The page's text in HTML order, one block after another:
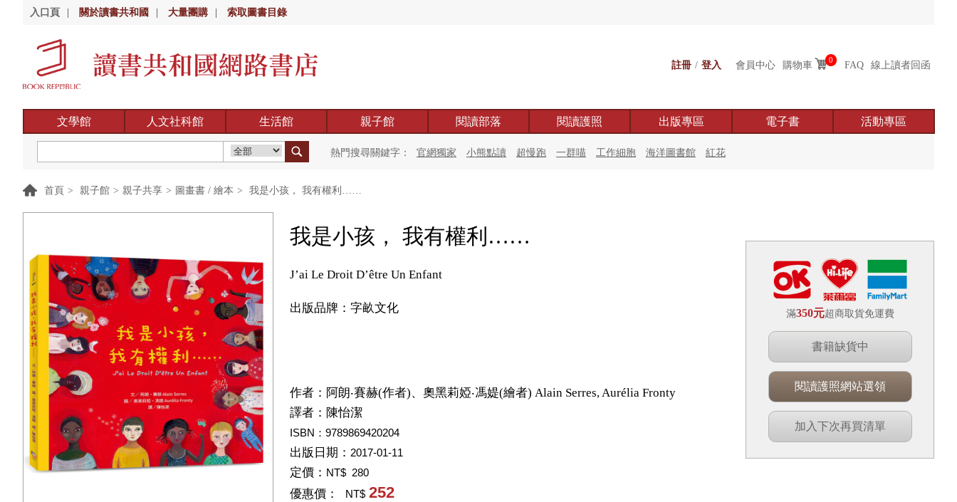
入口頁 關於讀書共和國 大量團購 索取圖書目錄
註冊 / 登入 會員中心 購物車 0 FAQ 線上讀者回函
文學館 人文社科館 生活館 親子館 閱讀部落 閱讀護照 出版專區 電子書 活動專區
熱門搜尋關鍵字： 官網獨家 小熊點讀 超慢跑 一群喵 工作細胞 海洋圖書館 紅花
首頁 > 親子館 > 親子共享 > 圖畫書 / 繪本 > 我是小孩， 我有權利……
我是小孩， 我有權利……
J’ai Le Droit D’être Un Enfant
出版品牌：字畝文化
作者： 阿朗‧賽赫(作者)、奧黑莉婭‧馮媞(繪者) Alain Serres, Aurélia Fronty
譯者： 陳怡潔
ISBN：9789869420204
出版日期： 2017-01-11
定價： NT$ 280
優惠價： NT$ 252
滿350元超商取貨免運費
書籍缺貨中
閱讀護照網站選領
加入下次再買清單